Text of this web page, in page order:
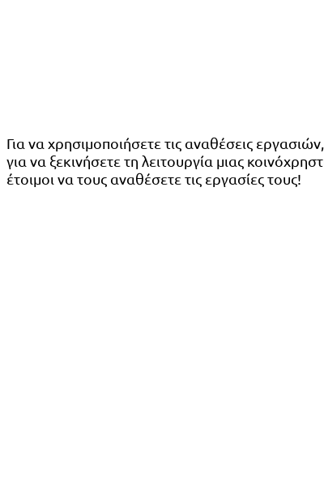
Για να χρησιμοποιήσετε τις αναθέσεις
για να ξεκινήσετε τη λειτουργία μιας
έτοιμοι να τους αναθέσετε τις εργασίες τους!